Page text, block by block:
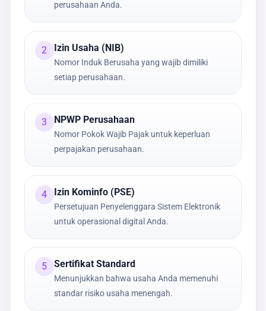
perusahaan Anda.
2 Izin Usaha (NIB)
Nomor Induk Berusaha yang wajib dimiliki
setiap perusahaan.
3 NPWP Perusahaan
Nomor Pokok Wajib Pajak untuk keperluan
perpajakan perusahaan.
4 Izin Kominfo (PSE)
Persetujuan Penyelenggara Sistem Elektronik
untuk operasional digital Anda.
5 Sertifikat Standard
Menunjukkan bahwa usaha Anda memenuhi
standar risiko usaha menengah.